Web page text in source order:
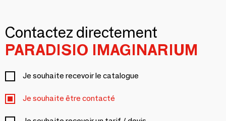
Contactez directement
PARADISIO IMAGINARIUM
Je souhaite recevoir le catalogue
Je souhaite être contacté